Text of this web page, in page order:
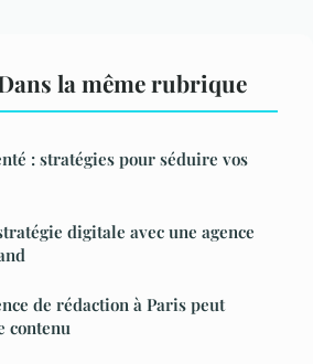
la même rubrique
: stratégies pour séduire vos
digitale avec une agence
de rédaction à Paris peut
contenu